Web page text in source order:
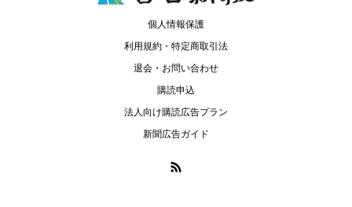
個人情報保護
利用規約・特定商取引法
退会・お問い合わせ
購読申込
法人向け購読広告プラン
新聞広告ガイド